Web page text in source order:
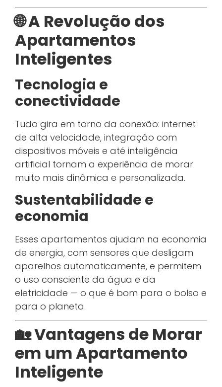
🌐 A Revolução dos
Apartamentos
Inteligentes
Tecnologia e
conectividade
Tudo gira em torno da conexão: internet
de alta velocidade, integração com
dispositivos móveis e até inteligência
artificial tornam a experiência de morar
muito mais dinâmica e personalizada.
Sustentabilidade e
economia
Esses apartamentos ajudam na economia
de energia, com sensores que desligam
aparelhos automaticamente, e permitem
o uso consciente da água e da
eletricidade — o que é bom para o bolso e
para o planeta.
🏡 Vantagens de Morar
em um Apartamento
Inteligente